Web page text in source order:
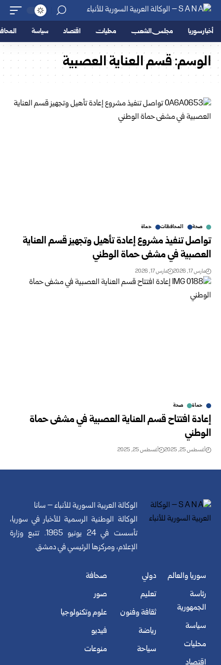
أخبار سوريا مجلس الشعب محليات اقتصاد سياسة
الوسم:قسم العناية العصبية
صحة المحافظات حماة
تواصل تنفيذ مشروع إعادة تأهيل وتجهيز قسم العناية
العصبية في مشفى حماة الوطني
مارس 17, 2026 مارس 17, 2026
حماة صحة
إعادة افتتاح قسم العناية العصبية في مشفى حماة
الوطني
أغسطس 25, 2025 أغسطس 25, 2025
الوكالة العربية السورية للأنباء – سانا
الوكالة الوطنية الرسمية للأخبار في سوريا،
تأسست في 24 يونيو 1965. تتبع وزارة
الإعلام، ومركزها الرئيسي في دمشق.
سوريا والعالم
رئاسة
الجمهورية
سياسة
محليات
اقتصاد
دولي
تعليم
ثقافة وفنون
رياضة
سياحة
صحافة
صور
علوم وتكنولوجيا
فيديو
منوعات